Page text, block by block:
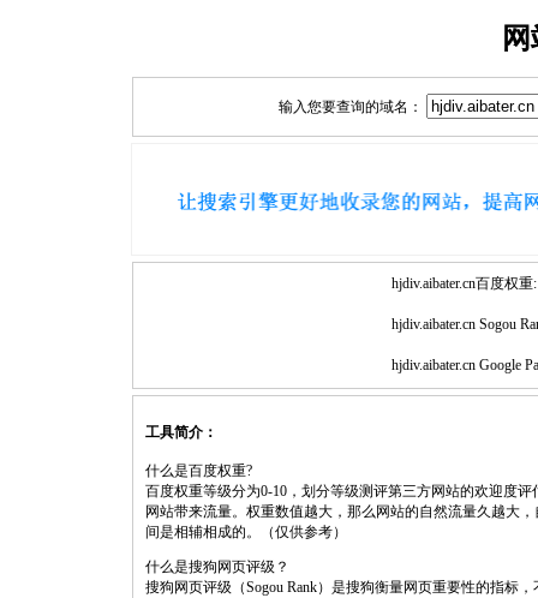
输入您要查询的域名：
hjdiv.aibater.cn百度权重:
hjdiv.aibater.cn Sogou
hjdiv.aibater.cn Google
工具简介：
什么是百度权重?
百度权重等级分为0-10，划分等级测评第三方网站的欢迎度
网站带来流量。权重数值越大，那么网站的自然流量久越大
间是相辅相成的。（仅供参考）
什么是搜狗网页评级？
搜狗网页评级（Sogou Rank）是搜狗衡量网页重要性的指标